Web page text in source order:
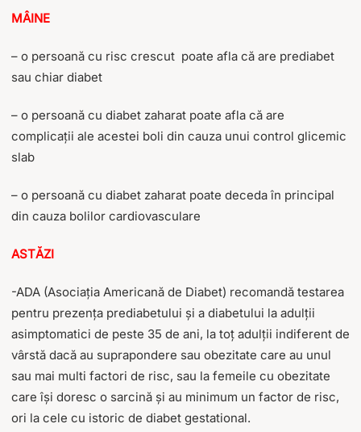
MÂINE
– o persoană cu risc crescut poate afla că are prediabet
sau chiar diabet
– o persoană cu diabet zaharat poate afla că are
complicații ale acestei boli din cauza unui control glicemic
slab
– o persoană cu diabet zaharat poate deceda în principal
din cauza bolilor cardiovasculare
ASTĂZI
-ADA (Asociația Americană de Diabet) recomandă testarea
pentru prezența prediabetului și a diabetului la adulții
asimptomatici de peste 35 de ani, la toț adulții indiferent de
vârstă dacă au suprapondere sau obezitate care au unul
sau mai multi factori de risc, sau la femeile cu obezitate
care își doresc o sarcină și au minimum un factor de risc,
ori la cele cu istoric de diabet gestational.